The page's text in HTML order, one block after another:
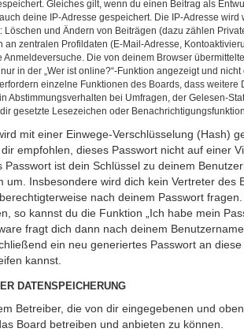
Gleiches gilt, wenn du einen Beitrag als
deine IP-Adresse gespeichert. Die IP-Adresse
Löschen und Ändern von Beiträgen (dazu zählen
an zentralen Profildaten (E-Mail-Adresse,
Anmeldeversuche. Die von deinem Browser
in der „Wer ist online?“-Funktion angezeigt und
einzelne Funktionen des Boards, dass weitere
Abstimmungsverhalten bei Umfragen, der Gelesen-
gesetzte Lesezeichen oder
mit einer Einwege-Verschlüsselung (Hash)
empfohlen, dieses Passwort nicht auf einer
Passwort ist dein Schlüssel zu deinem
um. Insbesondere wird dich kein Vertreter des
nach deinem Passwort
so kannst du die Funktion „Ich habe mein
fragt dich dann nach deinem
ein neu generiertes Passwort an
kannst.
DATENSPEICHERUNG
Betreiber, die von dir eingegebenen und
Board betreiben und anbieten zu können.